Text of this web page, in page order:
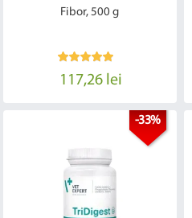
Fibor, 500 g
117,26 lei
-33%